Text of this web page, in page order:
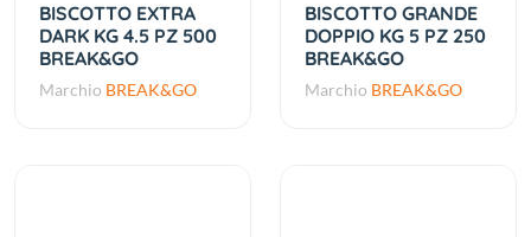
BISCOTTO EXTRA
DARK KG 4.5 PZ 500
BREAK&GO
Marchio BREAK&GO
BISCOTTO GRANDE
DOPPIO KG 5 PZ 250
BREAK&GO
Marchio BREAK&GO